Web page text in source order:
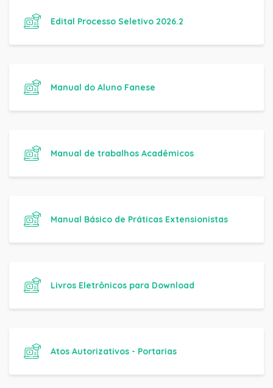
Edital Processo Seletivo 2026.2
Manual do Aluno Fanese
Manual de trabalhos Acadêmicos
Manual Básico de Práticas Extensionistas
Livros Eletrônicos para Download
Atos Autorizativos - Portarias